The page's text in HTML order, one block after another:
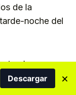
de la
noche del
pone de
de
Descargar ×